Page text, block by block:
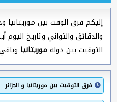
إليكم فرق الوقت بين موريتانيا
والدقائق والثواني وتاريخ
التوقيت بين دولةموريتانيا
فرق التوقيت بين موريتانيا و الجزائر